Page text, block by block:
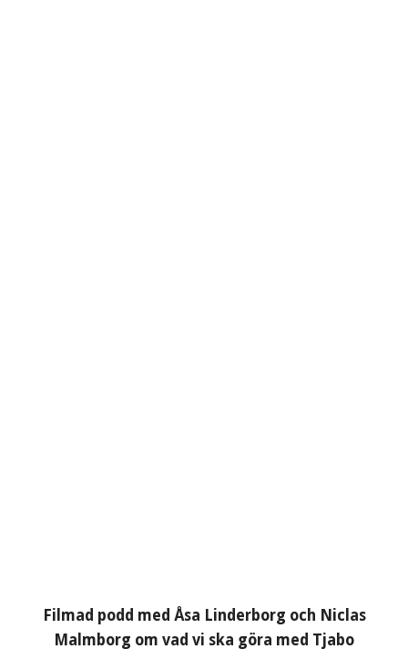
Filmad podd med Åsa Linderborg och Niclas
Malmborg om vad vi ska göra med Tjabo